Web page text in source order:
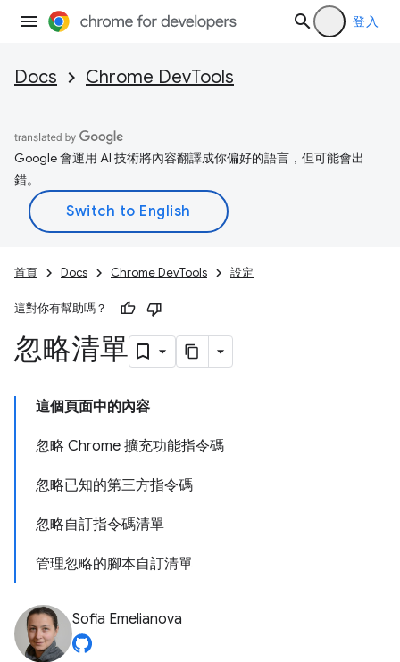
登入
Docs Chrome DevTools
Google 會運用 AI 技術將內容翻譯成你偏好的語言，但可能會出
錯。
首頁 Docs Chrome DevTools 設定
這對你有幫助嗎？
忽略清單
這個頁面中的內容
忽略 Chrome 擴充功能指令碼
忽略已知的第三方指令碼
忽略自訂指令碼清單
管理忽略的腳本自訂清單
Sofia Emelianova